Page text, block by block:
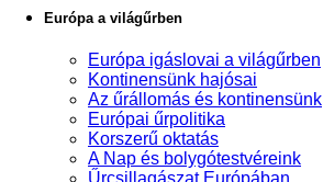
Európa a világűrben
Európa igáslovai a világűrben
Kontinensünk hajósai
Az űrállomás és kontinensünk
Európai űrpolitika
Korszerű oktatás
A Nap és bolygótestvéreink
Űrcsillagászat Európában